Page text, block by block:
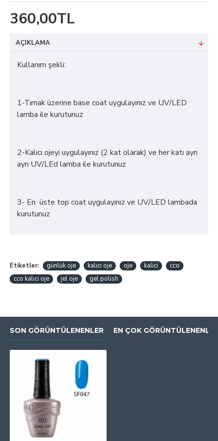
360,00TL
AÇIKLAMA
Kullanım şekli:
1-Tırnak üzerine base coat uygulayınız ve UV/LED
lamba ile kurutunuz
2-Kalıcı ojeyi uygulayınız (2 kat olarak) ve her katı ayrı
ayrı UV/LEd lamba ile kurutunuz
3- En üste top coat uygulayınız ve UV/LED lambada
kurutunuz
Etiketler: günlük oje kalıcı oje oje kalici
cco
cco kalıcı oje
jel oje gel polish
SON GÖRÜNTÜLENENLER EN ÇOK